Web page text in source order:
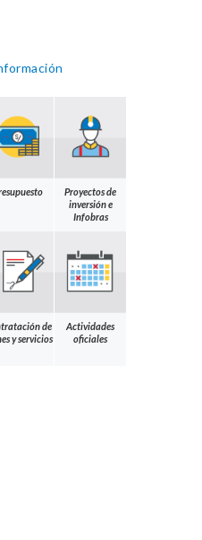
Proyectos de
inversión e
Infobras
de
y servicios
Actividades
oficiales